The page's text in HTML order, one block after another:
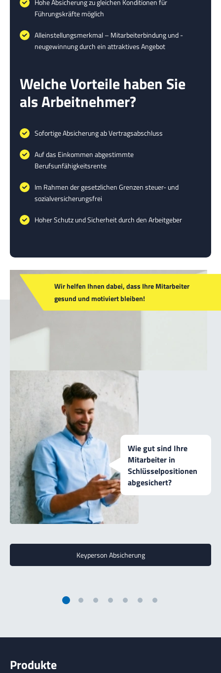
Wir helfen Ihnen dabei, dass Ihre Mitarbeiter
gesund und motiviert bleiben!
Hohe Absicherung zu gleichen Konditionen für
Führungskräfte möglich
Alleinstellungsmerkmal – Mitarbeiterbindung und -
neugewinnung durch ein attraktives Angebot
Welche Vorteile haben Sie
als Arbeitnehmer?
Sofortige Absicherung ab Vertragsabschluss
Auf das Einkommen abgestimmte
Berufsunfähigkeitsrente
Im Rahmen der gesetzlichen Grenzen steuer- und
sozialversicherungsfrei
Hoher Schutz und Sicherheit durch den Arbeitgeber
Weitere Produkte
Wie gut sind Ihre
Mitarbeiter in
Schlüsselpositionen
abgesichert?
Keyperson Absicherung
Springen zu: 1
Springen zu: 2
Springen zu: 3
Springen zu: 4
Springen zu: 5
Springen zu: 6
Springen zu: 7
Produkte